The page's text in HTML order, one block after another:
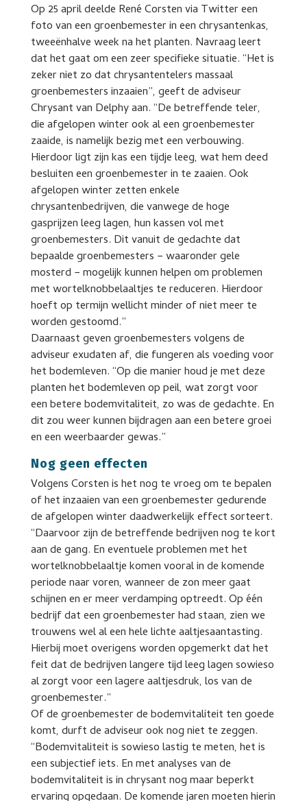
Op 25 april deelde René Corsten via Twitter een
foto van een groenbemester in een chrysantenkas,
tweeënhalve week na het planten. Navraag leert
dat het gaat om een zeer specifieke situatie. “Het is
zeker niet zo dat chrysantentelers massaal
groenbemesters inzaaien”, geeft de adviseur
Chrysant van Delphy aan. “De betreffende teler,
die afgelopen winter ook al een groenbemester
zaaide, is namelijk bezig met een verbouwing.
Hierdoor ligt zijn kas een tijdje leeg, wat hem deed
besluiten een groenbemester in te zaaien. Ook
afgelopen winter zetten enkele
chrysantenbedrijven, die vanwege de hoge
gasprijzen leeg lagen, hun kassen vol met
groenbemesters. Dit vanuit de gedachte dat
bepaalde groenbemesters − waaronder gele
mosterd − mogelijk kunnen helpen om problemen
met wortelknobbelaaltjes te reduceren. Hierdoor
hoeft op termijn wellicht minder of niet meer te
worden gestoomd.”
Daarnaast geven groenbemesters volgens de
adviseur exudaten af, die fungeren als voeding voor
het bodemleven. “Op die manier houd je met deze
planten het bodemleven op peil, wat zorgt voor
een betere bodemvitaliteit, zo was de gedachte. En
dit zou weer kunnen bijdragen aan een betere groei
en een weerbaarder gewas.”
Nog geen effecten
Volgens Corsten is het nog te vroeg om te bepalen
of het inzaaien van een groenbemester gedurende
de afgelopen winter daadwerkelijk effect sorteert.
“Daarvoor zijn de betreffende bedrijven nog te kort
aan de gang. En eventuele problemen met het
wortelknobbelaaltje komen vooral in de komende
periode naar voren, wanneer de zon meer gaat
schijnen en er meer verdamping optreedt. Op één
bedrijf dat een groenbemester had staan, zien we
trouwens wel al een hele lichte aaltjesaantasting.
Hierbij moet overigens worden opgemerkt dat het
feit dat de bedrijven langere tijd leeg lagen sowieso
al zorgt voor een lagere aaltjesdruk, los van de
groenbemester.”
Of de groenbemester de bodemvitaliteit ten goede
komt, durft de adviseur ook nog niet te zeggen.
“Bodemvitaliteit is sowieso lastig te meten, het is
een subjectief iets. En met analyses van de
bodemvitaliteit is in chrysant nog maar beperkt